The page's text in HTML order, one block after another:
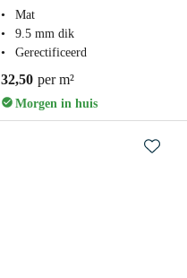
Mat
9.5 mm dik
Gerectificeerd
32,50 per m²
Morgen in huis